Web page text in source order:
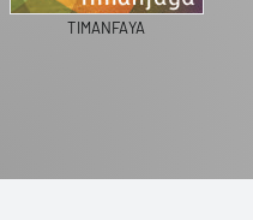
TIMANFAYA